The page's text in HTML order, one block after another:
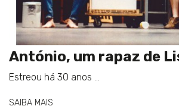
António, um rapaz de
Estreou há 30 anos ...
SAIBA MAIS